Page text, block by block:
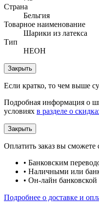
Страна
Бельгия
Товарное наименование
Шарики из латекса
Тип
НЕОН
Закрыть
Если кратко, то чем выше
Подробная информация о
условиях в разделе о
Закрыть
Оплатить заказ вы
• Банковским
• Наличными или
• Он-лайн банковской
Подробнее о доставке и